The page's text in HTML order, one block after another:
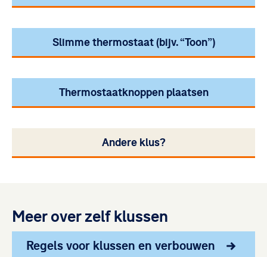
Slimme thermostaat (bijv. “Toon”)
Thermostaatknoppen plaatsen
Andere klus?
Meer over zelf klussen
Regels voor klussen en verbouwen